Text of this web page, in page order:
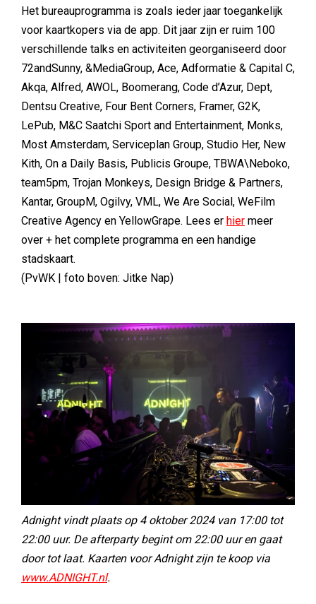
Het bureauprogramma is zoals ieder jaar toegankelijk
voor kaartkopers via de app. Dit jaar zijn er ruim 100
verschillende talks en activiteiten georganiseerd door
72andSunny, &MediaGroup, Ace, Adformatie & Capital C,
Akqa, Alfred, AWOL, Boomerang, Code d’Azur, Dept,
Dentsu Creative, Four Bent Corners, Framer, G2K,
LePub, M&C Saatchi Sport and Entertainment, Monks,
Most Amsterdam, Serviceplan Group, Studio Her, New
Kith, On a Daily Basis, Publicis Groupe, TBWA\Neboko,
team5pm, Trojan Monkeys, Design Bridge & Partners,
Kantar, GroupM, Ogilvy, VML, We Are Social, WeFilm
Creative Agency en YellowGrape. Lees er hier meer
over + het complete programma en een handige
stadskaart.
(PvWK | foto boven: Jitke Nap)
Adnight vindt plaats op 4 oktober 2024 van 17:00 tot
22:00 uur. De afterparty begint om 22:00 uur en gaat
door tot laat. Kaarten voor Adnight zijn te koop via
www.ADNIGHT.nl.